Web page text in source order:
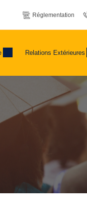
Réglementation
Relations Extérieures